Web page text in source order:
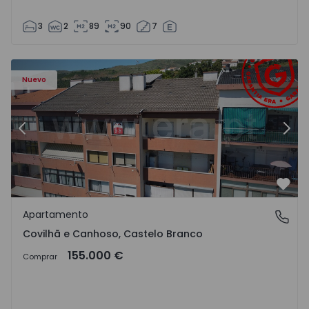
3 2 89 90 7
Nuevo
- 18
Apartamento T2 Covilhã, Covilhã e Canhoso - 1497806 -
Anterior
Covilhã e Canhoso, Castelo Branco
Apartamento
Covilhã e Canhoso, Castelo Branco
Comprar 155.000 €